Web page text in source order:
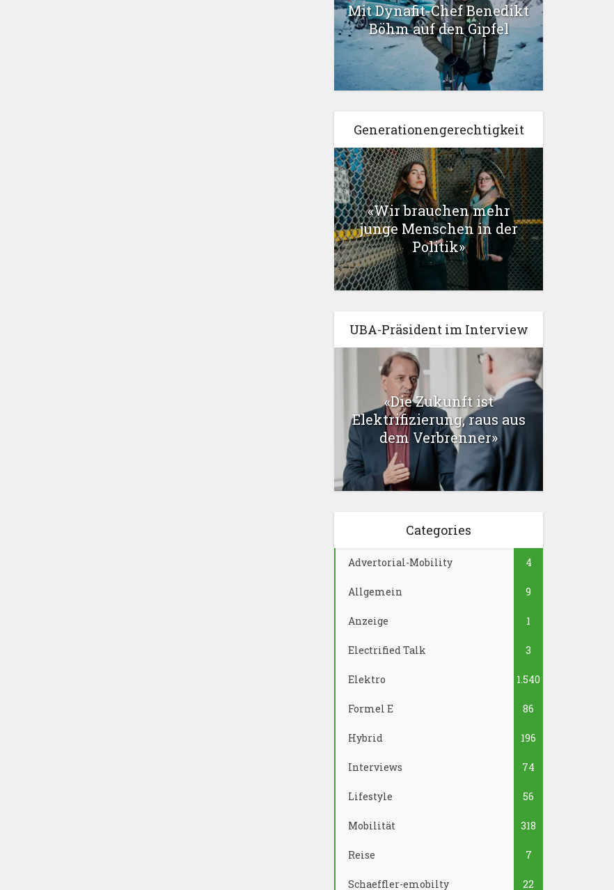
Mit Dynafit-Chef Benedikt
Böhm auf den Gipfel
Generationengerechtigkeit
«Wir brauchen mehr
junge Menschen in der
Politik»
UBA-Präsident im Interview
«Die Zukunft ist
Elektrifizierung, raus aus
dem Verbrenner»
Categories
Advertorial-Mobility 4
Allgemein 9
Anzeige 1
Electrified Talk 3
Elektro 1.540
Formel E 86
Hybrid 196
Interviews 74
Lifestyle 56
Mobilität 318
Reise 7
Schaeffler-emobilty 22